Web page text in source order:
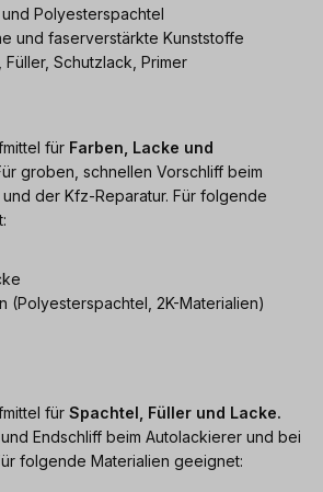
Polyesterspachtel
und faserverstärkte Kunststoffe
Schutzlack, Primer
für Farben, Lacke und
groben, schnellen Vorschliff beim
der Kfz-Reparatur. Für folgende
(Polyesterspachtel, 2K-Materialien)
für Spachtel, Füller und Lacke.
Endschliff beim Autolackierer und bei
folgende Materialien geeignet: